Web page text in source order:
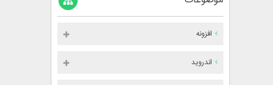
افزونه
اندروید